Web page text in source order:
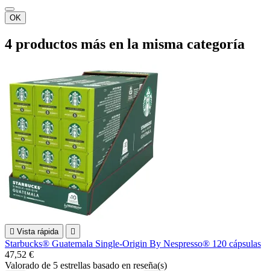
OK
4 productos más en la misma categoría
 Vista rápida 
Starbucks® Guatemala Single-Origin By Nespresso® 120 cápsulas
47,52 €
Valorado de 5 estrellas basado en reseña(s)